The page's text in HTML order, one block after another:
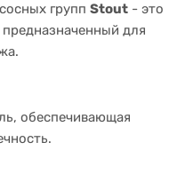
групп Stout - это
для
обеспечивающая